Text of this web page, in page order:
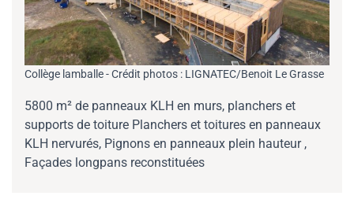
Collège lamballe - Crédit photos : LIGNATEC/Benoit Le Grasse
5800 m² de panneaux KLH en murs, planchers et
supports de toiture Planchers et toitures en panneaux
KLH nervurés, Pignons en panneaux plein hauteur ,
Façades longpans reconstituées